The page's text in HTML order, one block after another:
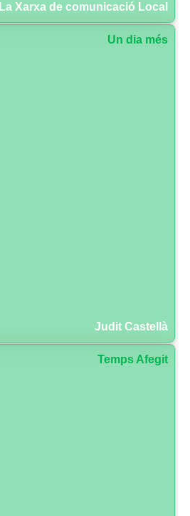
La Xarxa de comunicació Local
Un dia més
Judit Castellà
Temps Afegit